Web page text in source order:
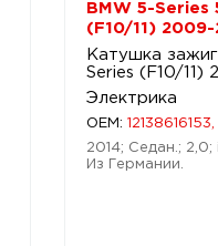
BMW 5-Series
(F10/11) 2009-
Катушка
Series (F10/11)
Электрика
OEM:
2014; Седан.;
Из Германии.